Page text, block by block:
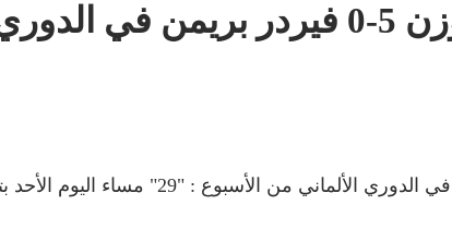
الدوري الألماني من الأسبوع : "29" مساء اليوم الأحد بتاريخ 14-4-2024.